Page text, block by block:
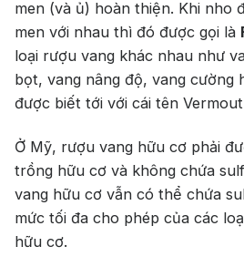
men (và ủ) hoàn thiện. Khi nho
men với nhau thì đó được gọi là
loại rượu vang khác nhau như
bọt, vang nâng độ, vang cường
được biết tới với cái tên
Ở Mỹ, rượu vang hữu cơ phải
trồng hữu cơ và không chứa
vang hữu cơ vẫn có thể chứa
mức tối đa cho phép của các
hữu cơ.